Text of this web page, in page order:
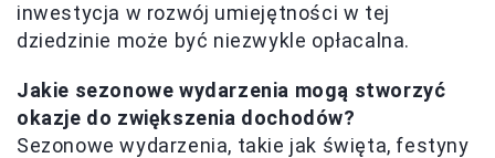
inwestycja w rozwój umiejętności w tej
dziedzinie może być niezwykle opłacalna.
Jakie sezonowe wydarzenia mogą stworzyć
okazje do zwiększenia dochodów?
Sezonowe wydarzenia, takie jak święta, festyny